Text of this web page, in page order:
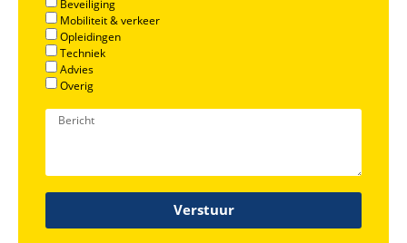
Beveiliging
Mobiliteit & verkeer
Opleidingen
Techniek
Advies
Overig
Verstuur